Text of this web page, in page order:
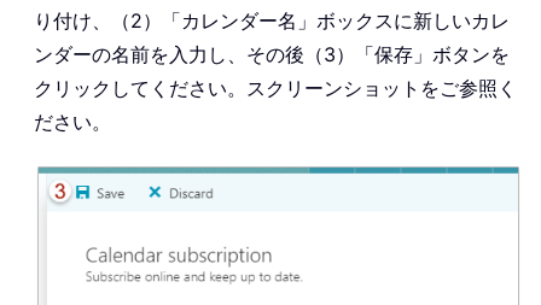
り付け、（2）「カレンダー名」ボックスに新しいカレ
ンダーの名前を入力し、その後（3）「保存」ボタンを
クリックしてください。スクリーンショットをご参照く
ださい。